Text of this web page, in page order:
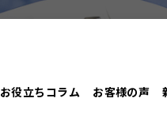
お役立ちコラム お客様の声